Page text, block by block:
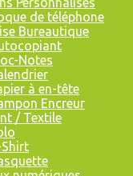
de téléphone
Bureautique
Notes
à en-tête
Encreur
/ Textile